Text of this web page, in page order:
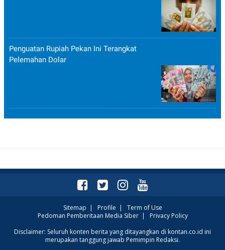
Penguatan Rupiah Pekan Ini Terangkat
Pelemahan Dolar
Sitemap | Profile | Term of Use
Pedoman Pemberitaan Media Siber| Privacy Policy
Disclaimer: Seluruh konten berita yang ditayangkan di kontan.co.id ini
merupakan tanggung jawab Pemimpin Redaksi.